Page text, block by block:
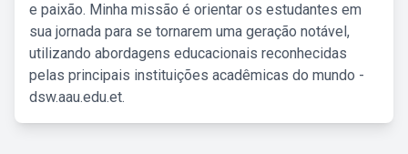
e paixão. Minha missão é orientar os estudantes em
sua jornada para se tornarem uma geração notável,
utilizando abordagens educacionais reconhecidas
pelas principais instituições acadêmicas do mundo -
dsw.aau.edu.et.